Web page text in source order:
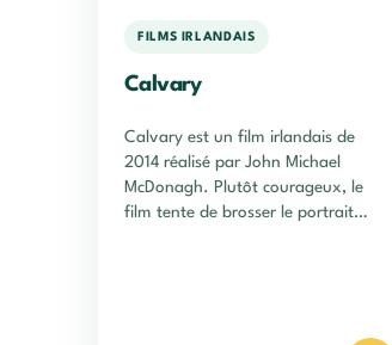
FILMS IRLANDAIS
Calvary
Calvary est un film irlandais de
2014 réalisé par John Michael
McDonagh. Plutôt courageux, le
film tente de brosser le portrait